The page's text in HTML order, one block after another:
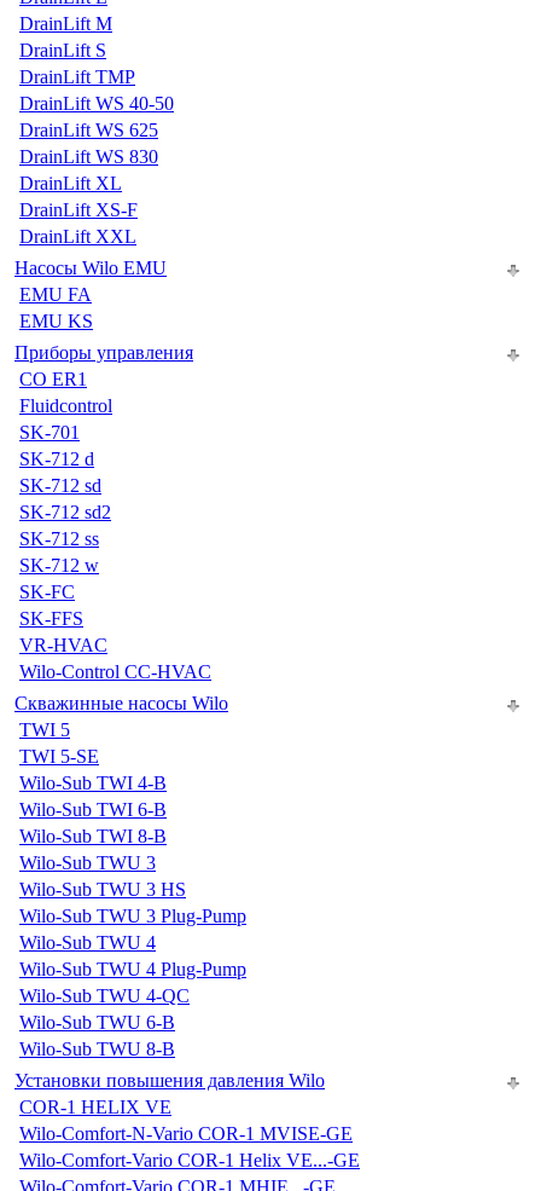
DrainLift M
DrainLift S
DrainLift TMP
DrainLift WS 40-50
DrainLift WS 625
DrainLift WS 830
DrainLift XL
DrainLift XS-F
DrainLift XXL
Насосы Wilo EMU
EMU FA
EMU KS
Приборы управления
CO ER1
Fluidcontrol
SK-701
SK-712 d
SK-712 sd
SK-712 sd2
SK-712 ss
SK-712 w
SK-FC
SK-FFS
VR-HVAC
Wilo-Control CC-HVAC
Скважинные насосы Wilo
TWI 5
TWI 5-SE
Wilo-Sub TWI 4-B
Wilo-Sub TWI 6-B
Wilo-Sub TWI 8-B
Wilo-Sub TWU 3
Wilo-Sub TWU 3 HS
Wilo-Sub TWU 3 Plug-Pump
Wilo-Sub TWU 4
Wilo-Sub TWU 4 Plug-Pump
Wilo-Sub TWU 4-QC
Wilo-Sub TWU 6-B
Wilo-Sub TWU 8-B
Установки повышения давления Wilo
COR-1 HELIX VE
Wilo-Comfort-N-Vario COR-1 MVISE-GE
Wilo-Comfort-Vario COR-1 Helix VE...-GE
Wilo-Comfort-Vario COR-1 MHIE...-GE